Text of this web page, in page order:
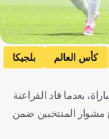
كأس العالم
بلجيكا
بعدما قاد الفراعنة
بلجيكا في افتتاح مشوار المنتخبين ضمن